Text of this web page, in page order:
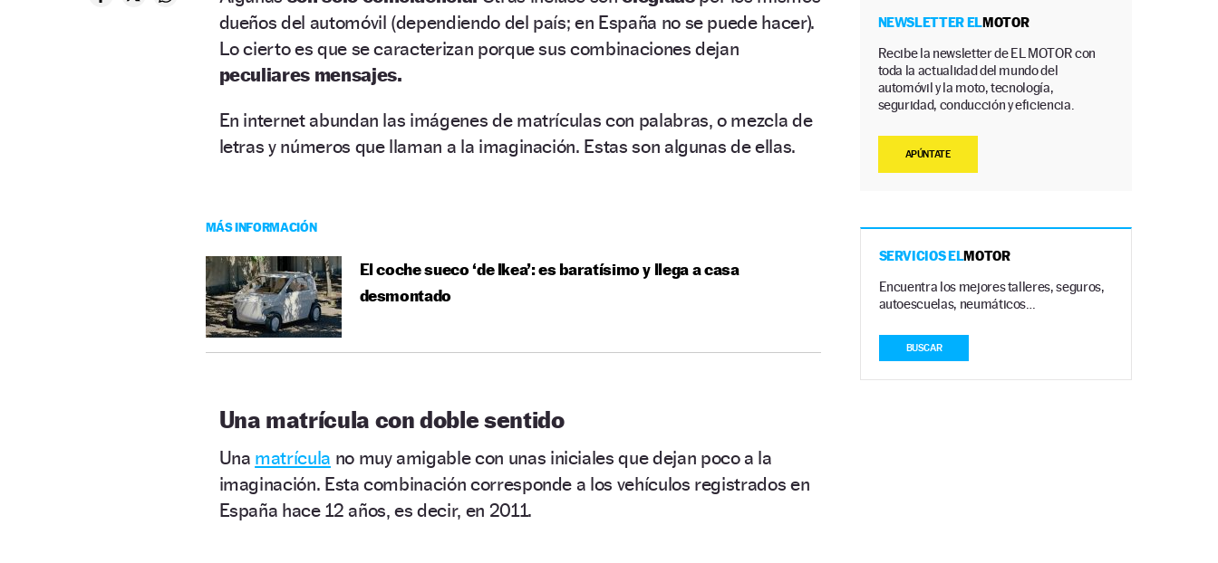
dueños del automóvil (dependiendo del país; en España no se puede hacer).
Lo cierto es que se caracterizan porque sus combinaciones dejan
peculiares mensajes.
En internet abundan las imágenes de matrículas con palabras, o mezcla de
letras y números que llaman a la imaginación. Estas son algunas de ellas.
MÁS INFORMACIÓN
El coche sueco ‘de Ikea’: es baratísimo y llega a casa
desmontado
Una matrícula con doble sentido
Una matrícula no muy amigable con unas iniciales que dejan poco a la
imaginación. Esta combinación corresponde a los vehículos registrados en
España hace 12 años, es decir, en 2011.
NEWSLETTER ELMOTOR
Recibe la newsletter de EL MOTOR con
toda la actualidad del mundo del
automóvil y la moto, tecnología,
seguridad, conducción y eficiencia.
APÚNTATE
SERVICIOS ELMOTOR
Encuentra los mejores talleres, seguros,
autoescuelas, neumáticos…
BUSCAR